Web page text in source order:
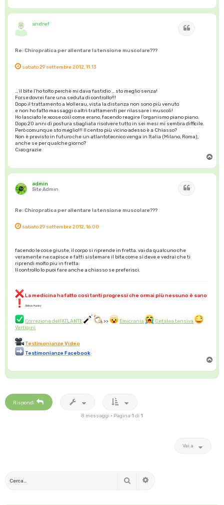
p
andref
Re: Chiropratica per allentare la tensione muscolare???
sabato 29 settembre 2012, 11:13
... il bite l'ho tolto perchè mi dava fastidio ... sto meglio senza!
Forse dovrei fare una seduta di controllo!!!
Dopo il trattamento a Wollerau, vista la distanza non sono più venuto
e non ho fatto massaggi o altri trattamenti per rilassare i muscoli!
Ho lasciato le xcose così come erano, facendo reagire l'organismo piano piano.
Dopo 20 anni di postura sbagliata risolvere tutto in sei mesi mi sembra difficile.
Però comunque sto meglio!!! Il centro più vicino adesso è a Chiasso?
Non è previsto in futuro che un atlantotecnico venga in Italia (Milano, Roma),
anche se per qualche giorno?
Ciao grazie
p
admin
Site Admin
Re: Chiropratica per allentare la tensione muscolare???
sabato 29 settembre 2012, 16:00
facendo le cose giuste, il corpo si riprende in fretta. vai da qualcuno che
veramente ne capisce e fatti sistemare il bite come si deve e vedrai che ti
riprendi molto piu in fretta.
Il controllo lo puoi fare anche a chiasso se preferisci.
La medicina ha fatto così tanti progressi che ormai più nessuno è sano
Aldous Huxley
Correzione dell'ATLANTE >> Emicrania
Cefalea tensiva
Vertigini
Testimonianze Video
Testimonianze Facebook
p
Rispondi
8 messaggi • Pagina 1 di 1
Vai a
Cerca